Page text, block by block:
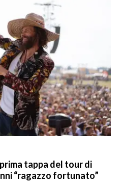
prima tappa del tour di
“ragazzo fortunato”